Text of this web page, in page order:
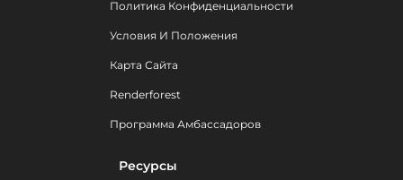
Политика Конфиденциальности
Условия И Положения
Карта Сайта
Renderforest
Программа Амбассадоров
Ресурсы